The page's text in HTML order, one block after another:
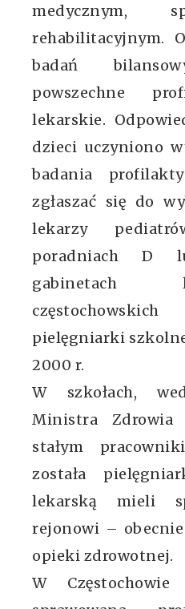
medycznym,
rehabilitacyjnym.
badań
powszechne
lekarskie.
dzieci uczyniono
badania
zgłaszać się do
lekarzy
poradniach D
gabinetach
pielęgniarki
2000 r.
W szkołach,
Ministra
stałym
została
lekarską mieli
rejonowi –
opieki zdrowotnej.
W